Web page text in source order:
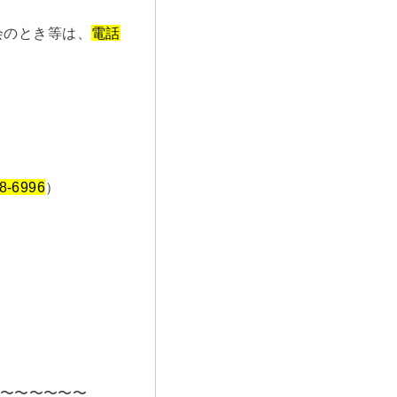
のとき等は、 電話
6996）
〜〜〜〜〜